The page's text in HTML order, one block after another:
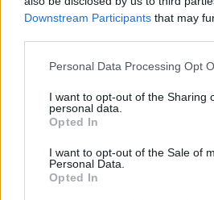
Downstream Participants that may
Please note that this website/app
not limited to your visit or usage
grant or deny consent to Google
use your data for below specified
consent section.
Personal Data Processing Opt
I want to opt-out of the Sharing
personal data.
Opted In
I want to opt-out of the Sale of
Personal Data.
Opted In
isteni és a világban nagy